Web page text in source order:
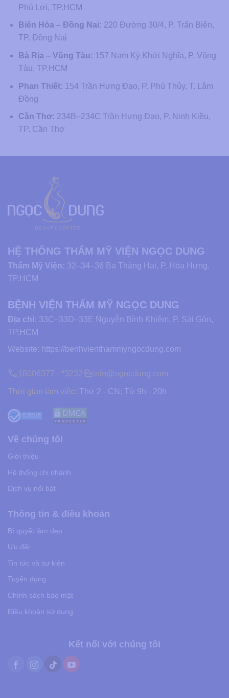
Phú Lợi, TP.HCM
Biên Hòa – Đồng Nai: 220 Đường 30/4, P. Trấn Biên,
TP. Đồng Nai
Bà Rịa – Vũng Tàu: 157 Nam Kỳ Khởi Nghĩa, P. Vũng
Tàu, TP.HCM
Phan Thiết: 154 Trần Hưng Đạo, P. Phú Thủy, T. Lâm
Đồng
Cần Thơ: 234B–234C Trần Hưng Đạo, P. Ninh Kiều,
TP. Cần Thơ
HỆ THỐNG THẨM MỸ VIỆN NGỌC DUNG
Thẩm Mỹ Viện: 32–34–36 Ba Tháng Hai, P. Hòa Hưng,
TP.HCM
BỆNH VIỆN THẨM MỸ NGỌC DUNG
Địa chỉ: 33C–33D–33E Nguyễn Bỉnh Khiêm, P. Sài Gòn,
TP.HCM
Website: https://benhvienthammyngocdung.com
18006377 - *3232 info@ngocdung.com
Thời gian làm việc: Thứ 2 - CN: Từ 9h - 20h
Về chúng tôi
Giới thiệu
Hệ thống chi nhánh
Dịch vụ nổi bật
Thông tin & điều khoản
Bí quyết làm đẹp
Ưu đãi
Tin tức và sự kiện
Tuyển dụng
Chính sách bảo mật
Điều khoản sử dụng
Kết nối với chúng tôi